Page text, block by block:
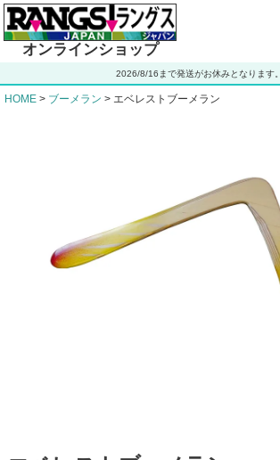
ヘ
ダ
エ
ア
オンラインショップ
2026/8/16まで発送がお休みとなります。
HOME ブーメラン エベレストブーメラン